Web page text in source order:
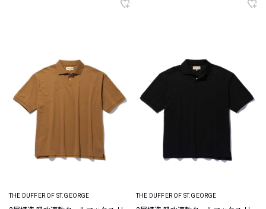
THE DUFFER OF ST.GEORGE THE DUFFER OF ST.GEORGE